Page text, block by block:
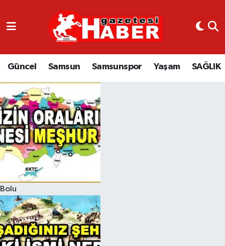
Güncel Samsun Samsunspor Yaşam SAĞLIK
Bolu
GÜNCEL
SAMSUN
SAMSUNSPOR
EKONOMİ
YAŞAM